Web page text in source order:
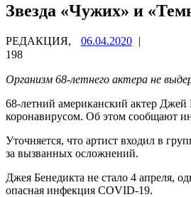
Звезда «Чужих» и
РЕДАКЦИЯ, 06.04.2020 |
198
Организм 68-летнего актера не
68-летний американский актер Джей
коронавирусом. Об этом сообщают
Уточняется, что артист входил в
за вызванных осложнений.
Джея Бенедикта не стало 4 апреля,
опасная инфекция COVID-19.